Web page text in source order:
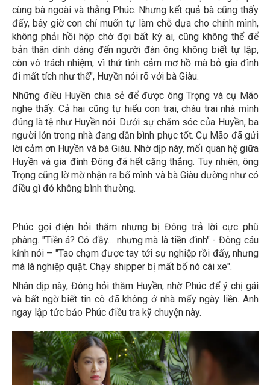
cùng bà ngoài và thằng Phúc. Nhưng kết quả bà cũng thấy
đấy, bây giờ con chỉ muốn tự làm chỗ dựa cho chính mình,
không phải hồi hộp chờ đợi bất kỳ ai, cũng không thể để
bản thân dính dáng đến người đàn ông không biết tự lập,
còn vô trách nhiệm, vì thứ tình cảm mơ hồ mà bỏ gia đình
đi mất tích như thế", Huyền nói rõ với bà Giàu.
Những điều Huyền chia sẻ để được ông Trọng và cụ Mão
nghe thấy. Cả hai cũng tự hiểu con trai, cháu trai nhà mình
đúng là tệ như Huyền nói. Dưới sự chăm sóc của Huyền, ba
người lớn trong nhà đang dần bình phục tốt. Cụ Mão đã gửi
lời cảm ơn Huyền và bà Giàu. Nhờ dịp này, mối quan hệ giữa
Huyền và gia đình Đông đã hết căng thẳng. Tuy nhiên, ông
Trọng cũng lờ mờ nhận ra bố mình và bà Giàu dường như có
điều gì đó không bình thường.
Phúc gọi điện hỏi thăm nhưng bị Đông trả lời cực phũ
phàng. "Tiền á? Có đầy… nhưng mà là tiền đình" - Đông cáu
kỉnh nói – "Tao chạm được tay tới sự nghiệp rồi đấy, nhưng
mà là nghiệp quật. Chạy shipper bị mất bố nó cái xe".
Nhân dịp này, Đông hỏi thăm Huyền, nhờ Phúc để ý chị gái
và bất ngờ biết tin cô đã không ở nhà mấy ngày liền. Anh
ngay lập tức bảo Phúc điều tra kỹ chuyện này.